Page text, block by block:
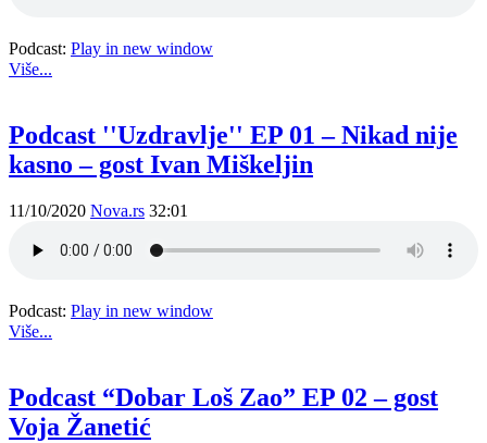
Podcast: Play in new window
Više...
Podcast ''Uzdravlje'' EP 01 – Nikad nije
kasno – gost Ivan Miškeljin
11/10/2020 Nova.rs 32:01
Podcast: Play in new window
Više...
Podcast “Dobar Loš Zao” EP 02 – gost
Voja Žanetić